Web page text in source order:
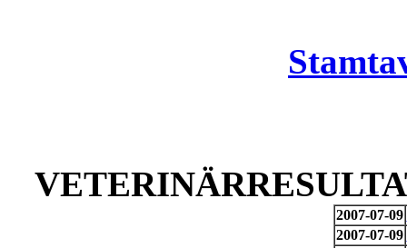
2007-07-09
2007-07-09